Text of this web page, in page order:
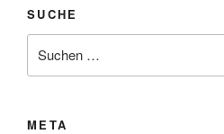
SUCHE
nach:
META